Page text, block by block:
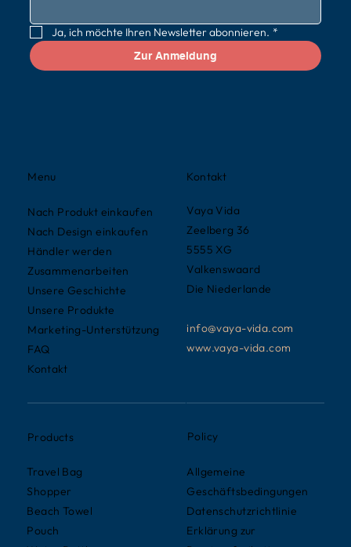
Kontakt
Vaya Vida
Zeelberg 36
5555 XG
Valkenswaard
Die Niederlande
info@vaya-vida.com
www.vaya-vida.com
Menu
Nach Produkt einkaufen
Nach Design einkaufen
Händler werden
Zusammenarbeiten
Unsere Geschichte
Unsere Produkte
Marketing-Unterstützung
FAQ
Kontakt
Products
Travel Bag
Shopper
Beach Towel
Pouch
Policy
Allgemeine
Geschäftsbedingungen
Datenschutzrichtlinie
Erklärung zur
Ja, ich möchte Ihren Newsletter abonnieren. *
Zur Anmeldung